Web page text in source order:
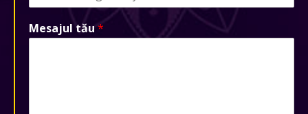
Mesajul tău*